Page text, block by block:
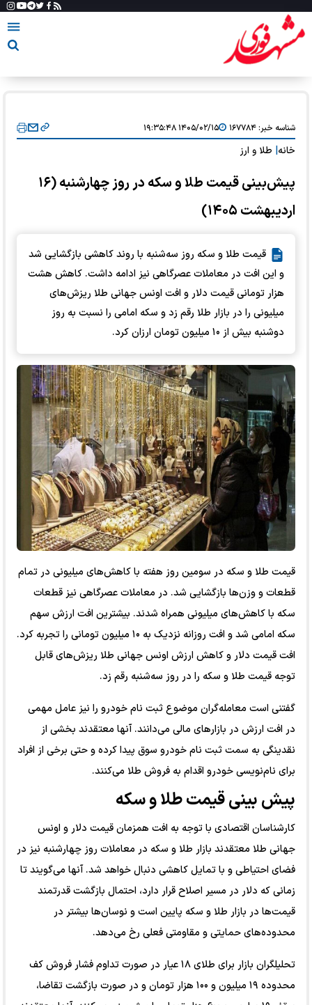
شناسه خبر:۱۶۷۷۸۴ ۱۴۰۵/۰۲/۱۵ ۱۹:۳۵:۴۸
خانه طلا و ارز
پیش‌بینی قیمت طلا و سکه در روز چهارشنبه (۱۶
اردیبهشت ۱۴۰۵)
قیمت طلا و سکه روز سه‌شنبه با روند کاهشی بازگشایی شد
و این افت در معاملات عصرگاهی نیز ادامه داشت. کاهش هشت
هزار تومانی قیمت دلار و افت اونس جهانی طلا ریزش‌های
میلیونی را در بازار طلا رقم زد و سکه امامی را نسبت به روز
دوشنبه بیش از ۱۰ میلیون تومان ارزان کرد.
قیمت طلا و سکه در سومین روز هفته با کاهش‌های میلیونی در تمام
قطعات و وزن‌ها بازگشایی شد. در معاملات عصرگاهی نیز قطعات
سکه با کاهش‌های میلیونی همراه شدند. بیشترین افت ارزش سهم
سکه امامی شد و افت روزانه نزدیک به ۱۰ میلیون تومانی را تجربه کرد.
افت قیمت دلار و کاهش ارزش اونس جهانی طلا ریزش‌های قابل
توجه قیمت طلا و سکه را در روز سه‌شنبه رقم زد.
گفتنی است معامله‌گران موضوع ثبت نام خودرو را نیز عامل مهمی
در افت ارزش در بازار‌های مالی می‌دانند. آنها معتقدند بخشی از
نقدینگی به سمت ثبت نام خودرو سوق پیدا کرده و حتی برخی از افراد
برای نام‌نویسی خودرو اقدام به فروش طلا می‌کنند.
پیش بینی قیمت طلا و سکه
کارشناسان اقتصادی با توجه به افت همزمان قیمت دلار و اونس
جهانی طلا معتقدند بازار طلا و سکه در معاملات روز چهارشنبه نیز در
فضای احتیاطی و با تمایل کاهشی دنبال خواهد شد. آنها می‌گویند تا
زمانی که دلار در مسیر اصلاح قرار دارد، احتمال بازگشت قدرتمند
قیمت‌ها در بازار طلا و سکه پایین است و نوسان‌ها بیشتر در
محدوده‌های حمایتی و مقاومتی فعلی رخ می‌دهد.
تحلیلگران بازار برای طلای ۱۸ عیار در صورت تداوم فشار فروش کف
محدوده ۱۹ میلیون و ۱۰۰ هزار تومان و در صورت بازگشت تقاضا،